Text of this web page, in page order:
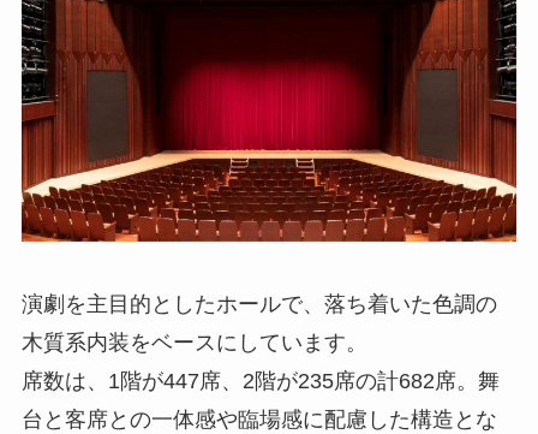
演劇を主目的としたホールで、落ち着いた色調の
木質系内装をベースにしています。
席数は、1階が447席、2階が235席の計682席。舞
台と客席との一体感や臨場感に配慮した構造とな